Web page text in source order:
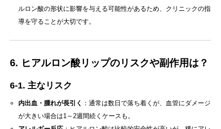
ルロン酸の形状に影響を与える可能性があるため、クリニックの指
導を守ることが大切です。
6. ヒアルロン酸リップのリスクや副作用は？
6-1. 主なリスク
内出血・腫れが長引く ：通常は数日で落ち着くが、血管にダメージ
が大きい場合は1～2週間続くケースも。